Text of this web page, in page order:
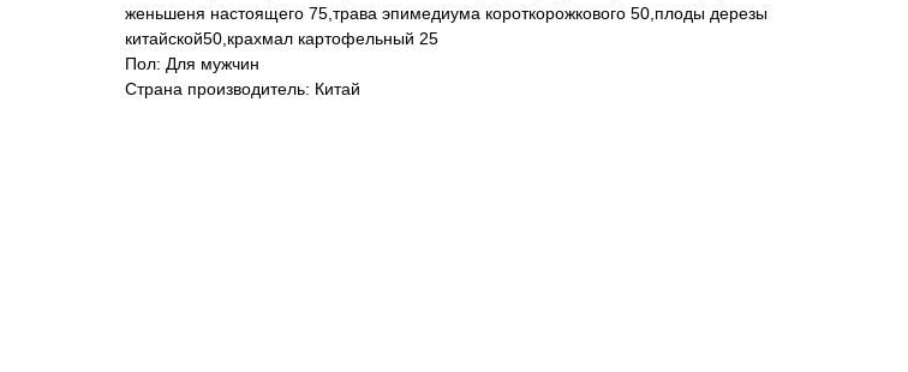
женьшеня настоящего 75,трава эпимедиума короткорожкового 50,плоды дерезы
китайской50,крахмал картофельный 25
Пол: Для мужчин
Страна производитель: Китай